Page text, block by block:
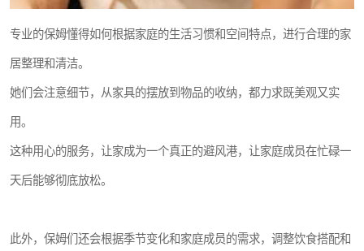
专业的保姆懂得如何根据家庭的生活习惯和空间特点，进行合理的家
居整理和清洁。
她们会注意细节，从家具的摆放到物品的收纳，都力求既美观又实
用。
这种用心的服务，让家成为一个真正的避风港，让家庭成员在忙碌一
天后能够彻底放松。
此外，保姆们还会根据季节变化和家庭成员的需求，调整饮食搭配和